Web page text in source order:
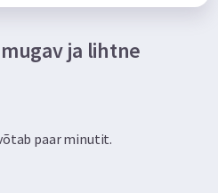
ja lihtne
paar minutit.